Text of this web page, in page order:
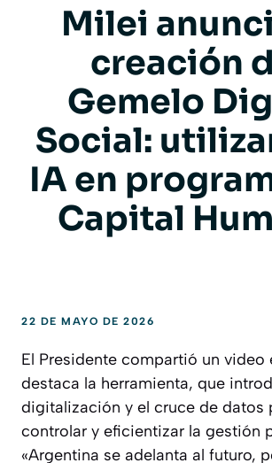
Milei
creación
Gemelo
Social:
IA en
Capital
22 DE MAYO DE 2026
El Presidente compartió un video
destaca la herramienta, que
digitalización y el cruce de datos
controlar y eficientizar la gestión
«Argentina se adelanta al futuro,